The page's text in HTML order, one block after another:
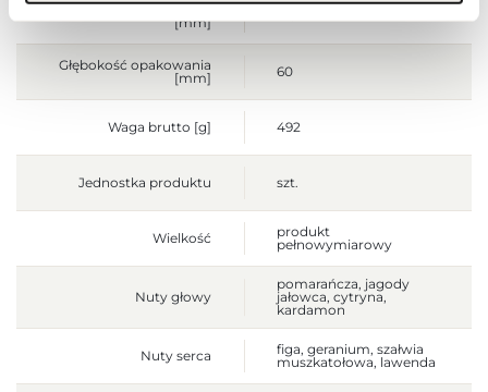
Wysokość opakowania
[mm]
Głębokość opakowania
[mm]
60
Waga brutto [g] 492
Jednostka produktu szt.
Wielkość
produkt
pełnowymiarowy
Nuty głowy
pomarańcza, jagody
jałowca, cytryna,
kardamon
Nuty serca
figa, geranium, szałwia
muszkatołowa, lawenda